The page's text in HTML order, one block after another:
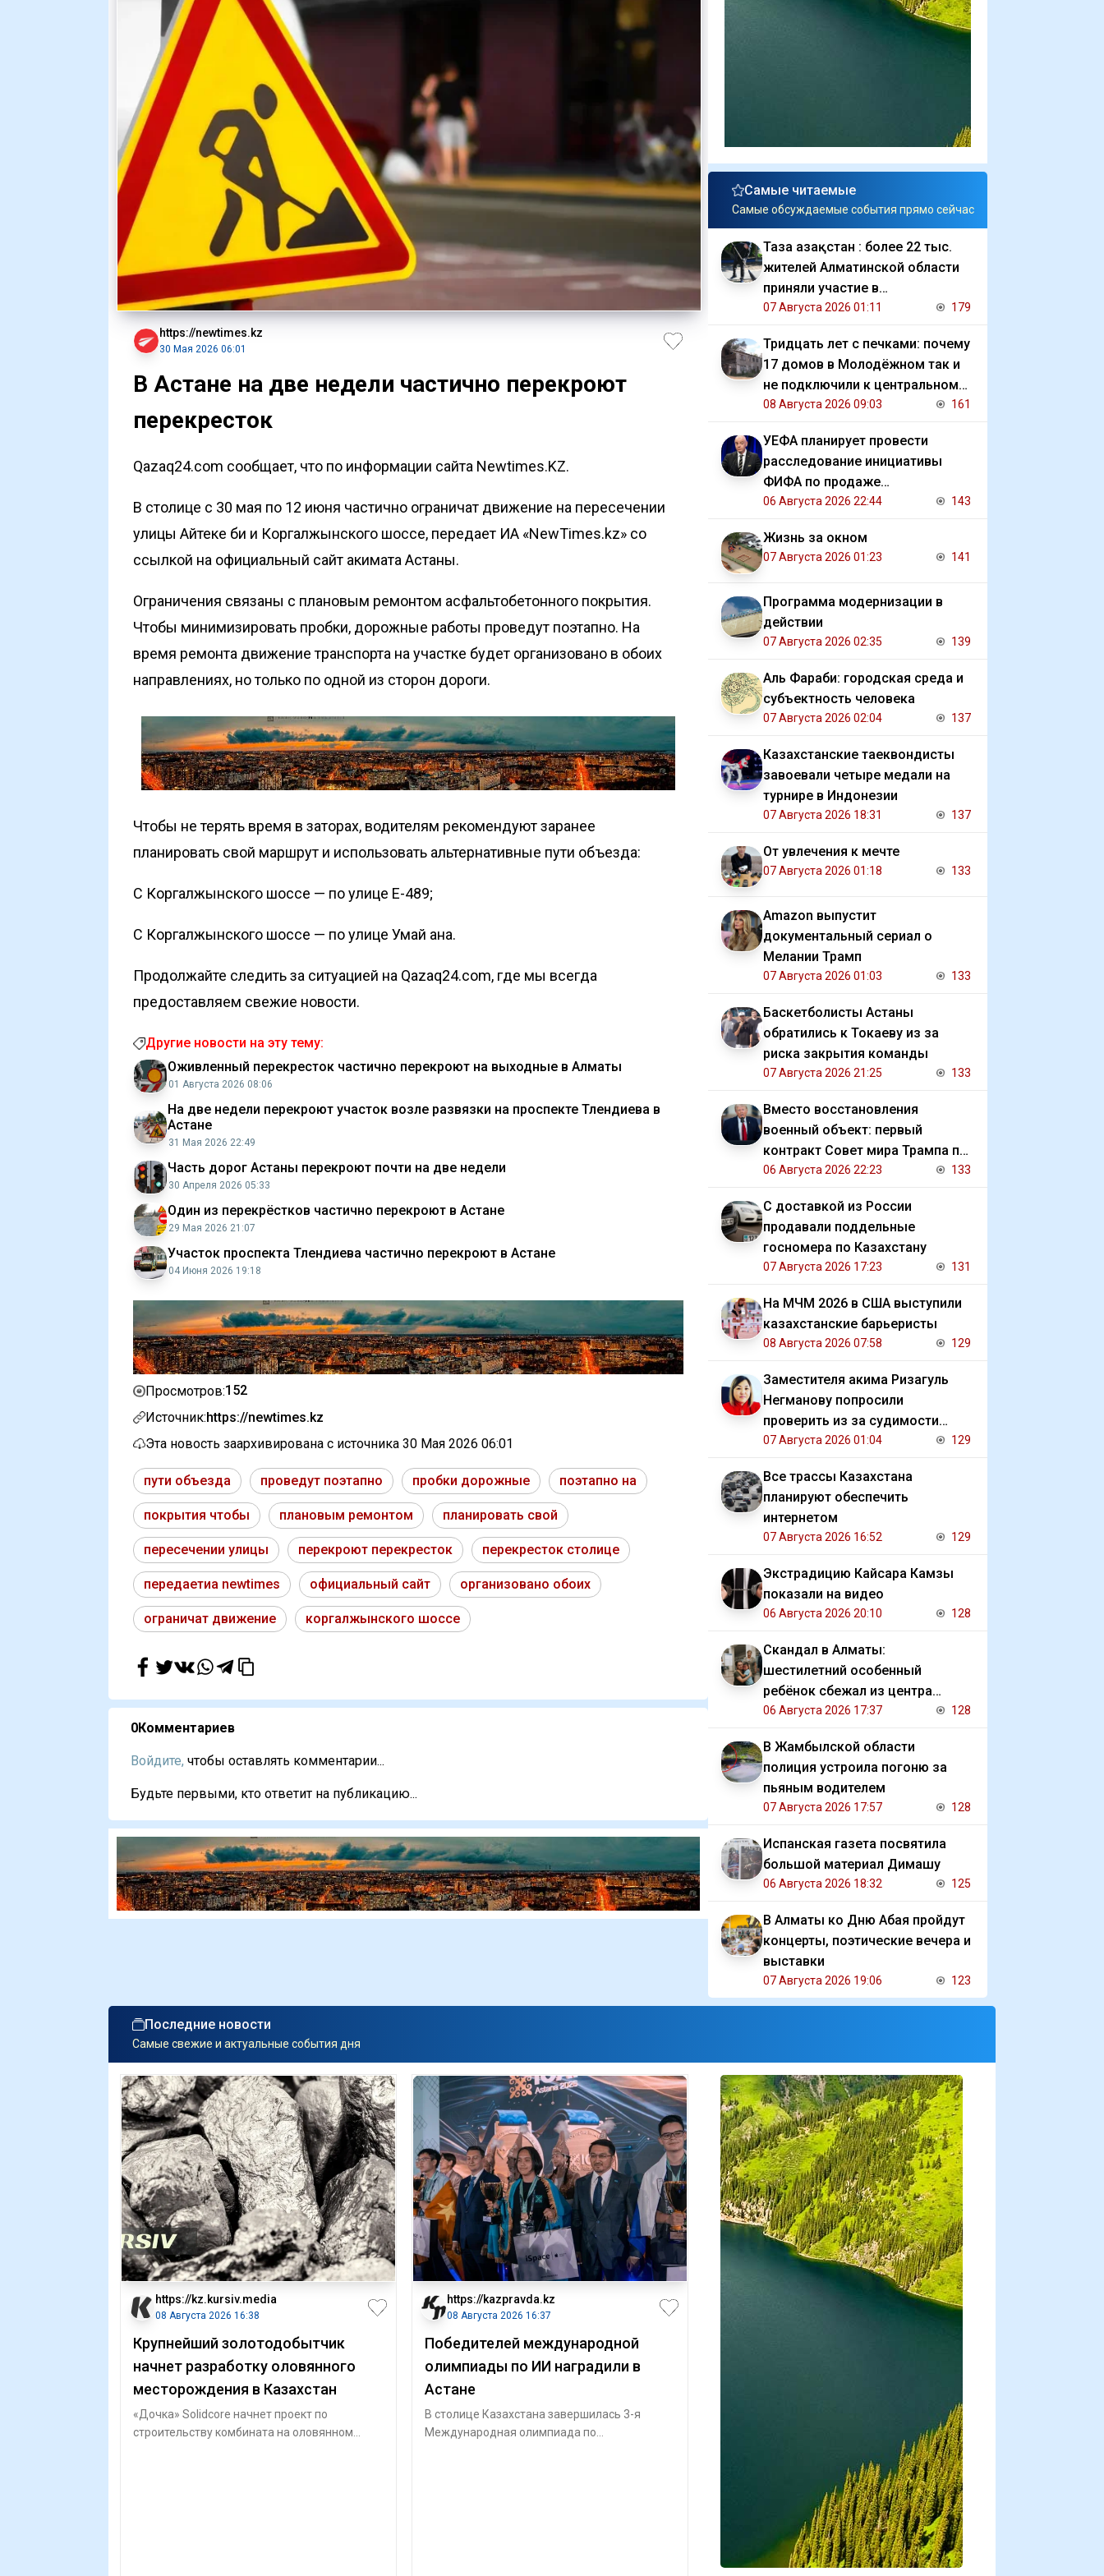
https://newtimes.kz
30 Мая 2026 06:01
В Астане на две недели частично перекроют
перекресток
Qazaq24.com сообщает, что по информации сайта Newtimes.KZ.
В столице с 30 мая по 12 июня частично ограничат движение на пересечении
улицы Айтеке би и Коргалжынского шоссе, передает ИА «NewTimes.kz» со
ссылкой на официальный сайт акимата Астаны.
Ограничения связаны с плановым ремонтом асфальтобетонного покрытия.
Чтобы минимизировать пробки, дорожные работы проведут поэтапно. На
время ремонта движение транспорта на участке будет организовано в обоих
направлениях, но только по одной из сторон дороги.
Чтобы не терять время в заторах, водителям рекомендуют заранее
планировать свой маршрут и использовать альтернативные пути объезда:
С Коргалжынского шоссе — по улице Е-489;
С Коргалжынского шоссе — по улице Умай ана.
Продолжайте следить за ситуацией на Qazaq24.com, где мы всегда
предоставляем свежие новости.
Другие новости на эту тему:
Оживленный перекресток частично перекроют на выходные в Алматы
01 Августа 2026 08:06
На две недели перекроют участок возле развязки на проспекте Тлендиева в
Астане
31 Мая 2026 22:49
Часть дорог Астаны перекроют почти на две недели
30 Апреля 2026 05:33
Один из перекрёстков частично перекроют в Астане
29 Мая 2026 21:07
Участок проспекта Тлендиева частично перекроют в Астане
04 Июня 2026 19:18
Просмотров:152
Источник:https://newtimes.kz
Эта новость заархивирована с источника 30 Мая 2026 06:01
пути объезда проведут поэтапно пробки дорожные поэтапно на
покрытия чтобы плановым ремонтом планировать свой
пересечении улицы перекроют перекресток перекресток столице
передаетиа newtimes официальный сайт организовано обоих
ограничат движение коргалжынского шоссе
0Комментариев
Войдите, чтобы оставлять комментарии...
Будьте первыми, кто ответит на публикацию...
Самые читаемые
Самые обсуждаемые события прямо сейчас
Таза Қазақстан : более 22 тыс.
жителей Алматинской области
приняли участие в
экологической акции
07 Августа 2026 01:11 179
Тридцать лет с печками: почему
17 домов в Молодёжном так и
не подключили к центральному
отоплению
08 Августа 2026 09:03 161
УЕФА планирует провести
расследование инициативы
ФИФА по продаже
коммерческих прав на ЧМ
06 Августа 2026 22:44 143
Жизнь за окном
07 Августа 2026 01:23 141
Программа модернизации в
действии
07 Августа 2026 02:35 139
Аль Фараби: городская среда и
субъектность человека
07 Августа 2026 02:04 137
Казахстанские таеквондисты
завоевали четыре медали на
турнире в Индонезии
07 Августа 2026 18:31 137
От увлечения к мечте
07 Августа 2026 01:18 133
Amazon выпустит
документальный сериал о
Мелании Трамп
07 Августа 2026 01:03 133
Баскетболисты Астаны
обратились к Токаеву из за
риска закрытия команды
07 Августа 2026 21:25 133
Вместо восстановления
военный объект: первый
контракт Совет мира Трампа по
Газе
06 Августа 2026 22:23 133
С доставкой из России
продавали поддельные
госномера по Казахстану
07 Августа 2026 17:23 131
На МЧМ 2026 в США выступили
казахстанские барьеристы
08 Августа 2026 07:58 129
Заместителя акима Ризагуль
Негманову попросили
проверить из за судимости
сестры
07 Августа 2026 01:04 129
Все трассы Казахстана
планируют обеспечить
интернетом
07 Августа 2026 16:52 129
Экстрадицию Кайсара Камзы
показали на видео
06 Августа 2026 20:10 128
Скандал в Алматы:
шестилетний особенный
ребёнок сбежал из центра
реабилитации и потерялся
06 Августа 2026 17:37 128
В Жамбылской области
полиция устроила погоню за
пьяным водителем
07 Августа 2026 17:57 128
Испанская газета посвятила
большой материал Димашу
06 Августа 2026 18:32 125
В Алматы ко Дню Абая пройдут
концерты, поэтические вечера и
выставки
07 Августа 2026 19:06 123
Последние новости
Самые свежие и актуальные события дня
https://kz.kursiv.media
08 Августа 2026 16:38
Крупнейший золотодобытчик
начнет разработку оловянного
месторождения в Казахстан
«Дочка» Solidcore начнет проект по
строительству комбината на оловянном
https://kazpravda.kz
08 Августа 2026 16:37
Победителей международной
олимпиады по ИИ наградили в
Астане
В столице Казахстана завершилась 3-я
Международная олимпиада по